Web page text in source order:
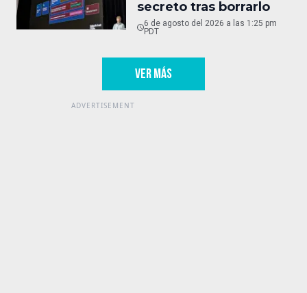
secreto tras borrarlo
6 de agosto del 2026 a las 1:25 pm
PDT
VER MÁS